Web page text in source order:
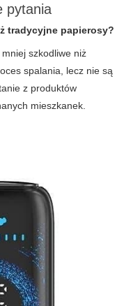
pytania
tradycyjne papierosy?
szkodliwe niż
spalania, lecz nie są
z produktów
mieszkanek.